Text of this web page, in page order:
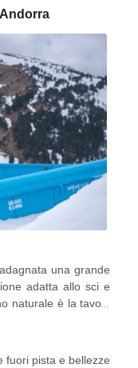
” (stufato catalano),
celebrare questa
una grande
adatta allo sci e
naturale è la tavola
Total Fight Masters
fuori pista e bellezze